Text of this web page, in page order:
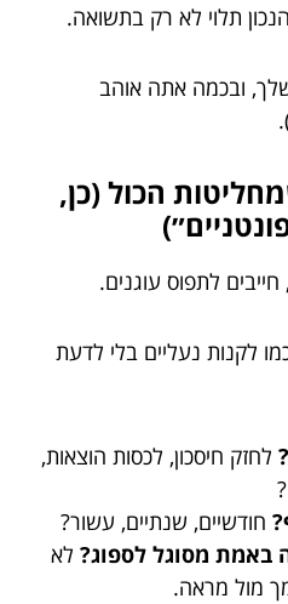
תלוי לא רק בתשואה.
ובכמה אתה אוהב
הכול (כן,
לתפוס עוגנים.
לקנות נעליים בלי לדעת
לחזק חיסכון, לכסות הוצאות,
חודשיים, שנתיים, עשור?
באמת מסוגל לספוג? לא
מול מראה.